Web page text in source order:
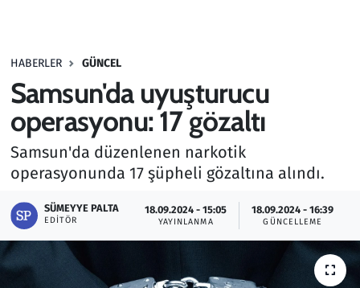
HABERLER GÜNCEL
Samsun'da uyuşturucu
operasyonu: 17 gözaltı
Samsun'da düzenlenen narkotik
operasyonunda 17 şüpheli gözaltına alındı.
SÜMEYYE PALTA
EDITÖR
18.09.2024 - 15:05
YAYINLANMA
18.09.2024 - 16:39
GÜNCELLEME
Haber
Kurumsal Haberler
Otomobil